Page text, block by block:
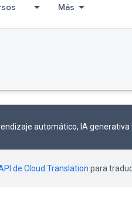
Más
automático, IA generativa
de Cloud Translation para